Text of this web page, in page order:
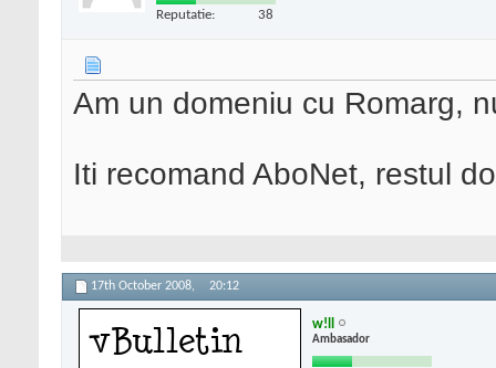
Reputatie: 38
Am un domeniu cu Romarg,
Iti recomand AboNet, restul
17th October 2008, 20:12
w!ll
Ambasador